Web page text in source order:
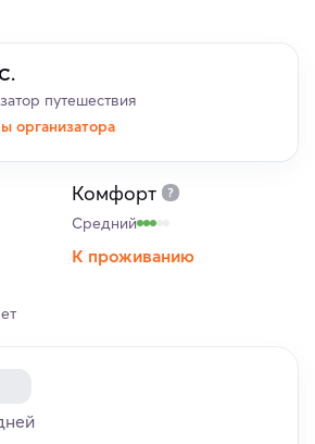
путешествия
организатора
Комфорт
Средний
К проживанию